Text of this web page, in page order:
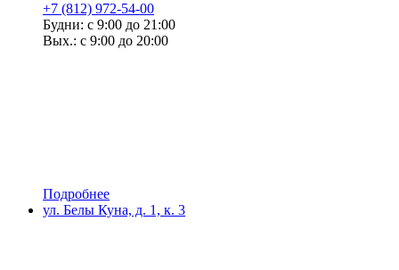
+7 (812) 972-54-00
Будни: с 9:00 до 21:00
Вых.: с 9:00 до 20:00
Подробнее
ул. Белы Куна, д. 1, к. 3